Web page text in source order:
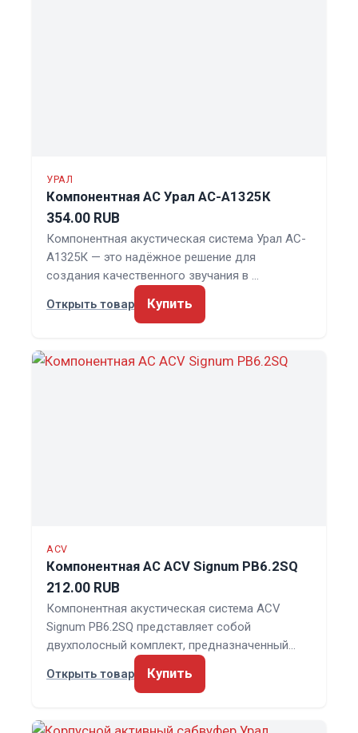
УРАЛ
Компонентная АС Урал АС-А1325К
354.00 RUB
Компонентная акустическая система Урал АС-
А1325К — это надёжное решение для
создания качественного звучания в …
Открыть товар
Купить
ACV
Компонентная АС ACV Signum PB6.2SQ
212.00 RUB
Компонентная акустическая система ACV
Signum PB6.2SQ представляет собой
двухполосный комплект, предназначенный…
Открыть товар
Купить